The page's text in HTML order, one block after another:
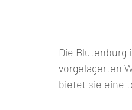
Die
vorgelagerten
bietet sie eine